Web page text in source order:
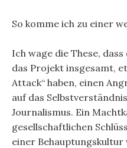
So komme ich zu einer
Ich wage die These,
das Projekt insgesamt,
Attack“ haben, einen
auf das
Journalismus. Ein
gesellschaftlichen
einer